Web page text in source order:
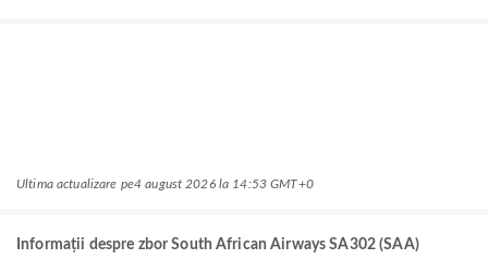
Ultima actualizare pe4 august 2026 la 14:53 GMT+0
Informații despre zbor South African Airways SA302 (SAA)